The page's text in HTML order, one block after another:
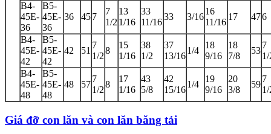
B4-
45E-
36
B5-
45E-
36
36 457
7
1/2
13
1/16
33
11/16
33 3/16
16
11/16
17 476
B4-
45E-
42
B5-
45E-
42
42 51
7
1/2
8
15
1/16
38
1/2
37
13/16
1/4
18
9/16
18
7/8
53
7
1/
B4-
45E-
48
B5-
45E-
48
48 57
7
1/2
8
17
1/16
43
5/8
42
15/16
1/4
19
9/16
20
3/8
59
7
1/
Giá đỡ con lăn và con lăn băng tải